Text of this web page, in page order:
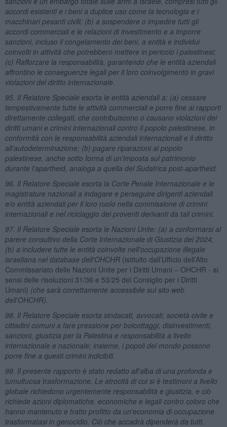
accordi esistenti e i beni a duplice uso come la tecnologia e i
macchinari pesanti civili; (b) a sospendere o impedire tutti gli
accordi commerciali e le relazioni di investimento e a imporre
sanzioni, incluso il congelamento dei beni, a entità e individui
coinvolti in attività che potrebbero mettere in pericolo i palestinesi;
(c) Rafforzare la responsabilità, garantendo che le entità aziendali
affrontino le conseguenze legali per il loro coinvolgimento in gravi
violazioni del diritto internazionale.
95. Il Relatore Speciale esorta le entità aziendali a: (a) cessare
tempestivamente tutte le attività commerciali e porre fine ai rapporti
direttamente collegati, che contribuiscono o causano violazioni dei
diritti umani e crimini internazionali contro il popolo palestinese, in
conformità con le responsabilità aziendali internazionali e il diritto
all'autodeterminazione; (b) pagare riparazioni al popolo
palestinese, anche sotto forma di un'imposta sul patrimonio
durante l'apartheid, analoga a quella del Sudafrica post-apartheid.
96. Il Relatore Speciale esorta la Corte Penale Internazionale e le
magistrature nazionali a indagare e perseguire dirigenti aziendali
e/o entità aziendali per il loro ruolo nella commissione di crimini
internazionali e nel riciclaggio dei proventi derivanti da tali crimini.
97. Il Relatore Speciale esorta le Nazioni Unite: (a) a conformarsi al
parere consultivo della Corte Internazionale di Giustizia del 2024;
(b) a includere tutte le entità coinvolte nell'occupazione illegale
israeliana nel database dell'OHCHR (istituito dall’Ufficio dell’Alto
Commissariato delle Nazioni Unite per i Diritti Umani – OHCHR - ai
sensi delle risoluzioni 31/36 e 53/25 del Consiglio per i Diritti
Umani) (che sarà correttamente accessibile sul sito web
dell'OHCHR).
98. Il Relatore Speciale esorta sindacati, avvocati, società civile e
cittadini comuni a fare pressione per boicottaggi, disinvestimenti,
sanzioni, giustizia per la Palestina e responsabilità a livello
internazionale e nazionale; insieme, i popoli del mondo possono
porre fine a questi crimini indicibili.
99. Il presente rapporto è stato redatto all'alba di una profonda e
tumultuosa trasformazione. Le atrocità di cui si è testimoni a livello
globale richiedono urgentemente responsabilità e giustizia, e ciò
richiede azioni diplomatiche, economiche e legali contro coloro che
hanno mantenuto e tratto profitto da un'economia di occupazione
trasformatasi in genocidio. Ciò che accadrà dipenderà da tutti.